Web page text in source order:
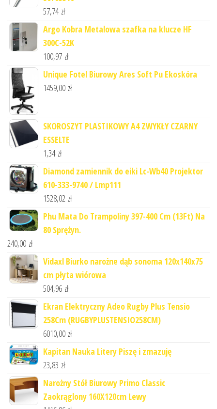
57,74 zł
Argo Kobra Metalowa szafka na klucze HF
300C-52K
100,97 zł
Unique Fotel Biurowy Ares Soft Pu Ekoskóra
1459,00 zł
SKOROSZYT PLASTIKOWY A4 ZWYKŁY CZARNY
ESSELTE
1,34 zł
Diamond zamiennik do eiki Lc-Wb40 Projektor
610-333-9740 / Lmp111
1528,02 zł
Phu Mata Do Trampoliny 397-400 Cm (13Ft) Na
80 Sprężyn.
240,00 zł
Vidaxl Biurko narożne dąb sonoma 120x140x75
cm płyta wiórowa
504,96 zł
Ekran Elektryczny Adeo Rugby Plus Tensio
258Cm (RUGBYPLUSTENSIO258CM)
6010,00 zł
Kapitan Nauka Litery Piszę i zmazuję
23,83 zł
Narożny Stół Biurowy Primo Classic
Zaokrąglony 160X120cm Lewy